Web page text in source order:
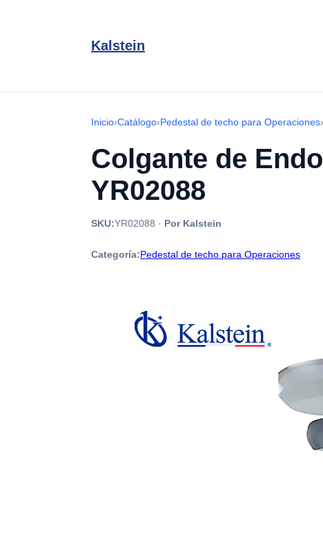
Kalstein
Inicio›Catálogo›Pedestal de techo para Operaciones›
Colgante de
YR02088
SKU:YR02088 · Por Kalstein
Categoría:Pedestal de techo para Operaciones